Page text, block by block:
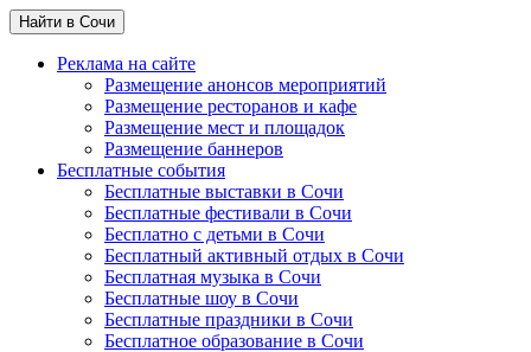
Найти в Сочи
Реклама на сайте
Размещение анонсов мероприятий
Размещение ресторанов и кафе
Размещение мест и площадок
Размещение баннеров
Бесплатные события
Бесплатные выставки в Сочи
Бесплатные фестивали в Сочи
Бесплатно с детьми в Сочи
Бесплатный активный отдых в Сочи
Бесплатная музыка в Сочи
Бесплатные шоу в Сочи
Бесплатные праздники в Сочи
Бесплатное образование в Сочи